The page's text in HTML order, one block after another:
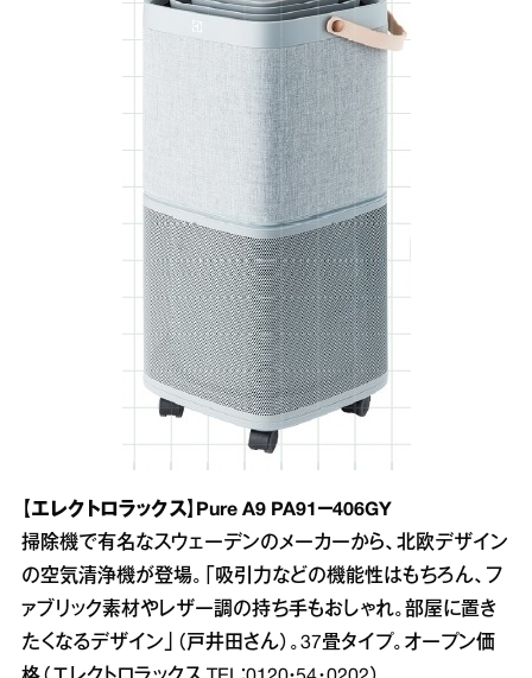
【エレクトロラックス】Pure A9 PA91－406GY
掃除機で有名なスウェーデンのメーカーから、北欧デザイン
の空気清浄機が登場。「吸引力などの機能性はもちろん、フ
ァブリック素材やレザー調の持ち手もおしゃれ。部屋に置き
たくなるデザイン」（戸井田さん）。37畳タイプ。オープン価